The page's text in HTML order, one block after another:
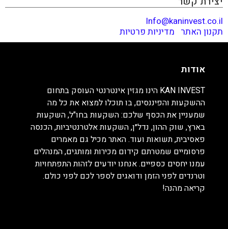
Info@kaninvest.co.il
תקנון האתר מדיניות פרטיות
אודות
KAN INVEST הינו מגזין אינטרנטי העוסק בתחום
ההשקעות והפיננסים, בו תוכלו למצוא את כל מה
שמעניין את הכסף שלכם: השקעות בחו"ל, השקעות
בארץ, שוק ההון, נדל״ן, השקעות אלטרנטיביות, הכנסה
פאסיבית, תשואות ועוד. האתר מכיל גם מאמרים
פרסומיים שמטרתם קידום מכירות ומותגים, המנהלים
עמנו יחסים כספיים. אנחנו יודעים לזהות התפתחויות
וטרנדים לפני הזמן ודואגים לספר לכם לפני כולם.
קריאה מהנה!